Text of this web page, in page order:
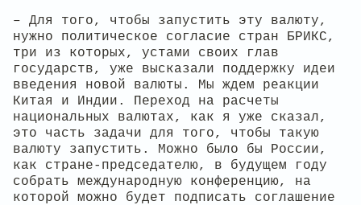
– Для того, чтобы запустить эту валюту,
нужно политическое согласие стран БРИКС,
три из которых, устами своих глав
государств, уже высказали поддержку идеи
введения новой валюты. Мы ждем реакции
Китая и Индии. Переход на расчеты
национальных валютах, как я уже сказал,
это часть задачи для того, чтобы такую
валюту запустить. Можно было бы России,
как стране-председателю, в будущем году
собрать международную конференцию, на
которой можно будет подписать соглашение